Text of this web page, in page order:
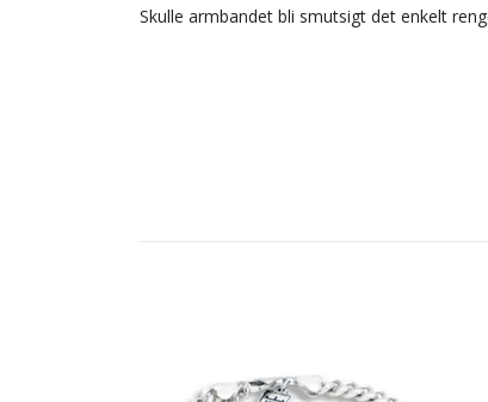
Skulle armbandet bli smutsigt det enkelt